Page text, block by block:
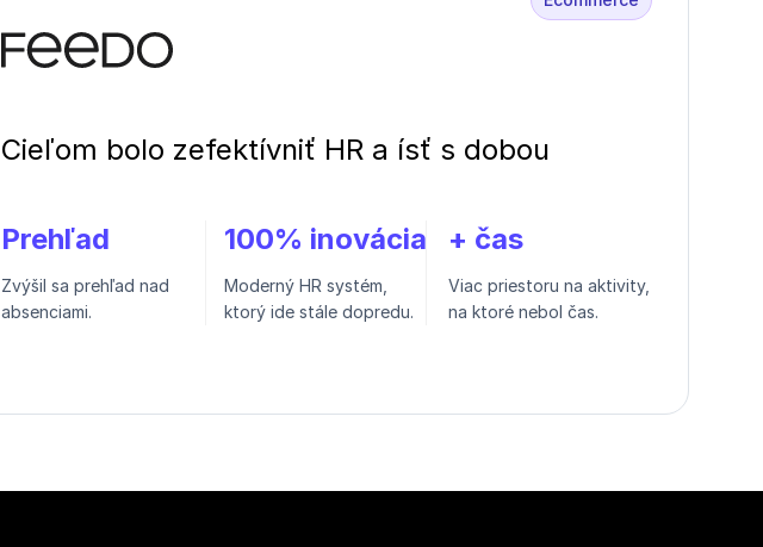
Cieľom bolo zefektívniť HR a ísť s dobou
Prehľad
Zvýšil sa prehľad nad
absenciami.
100% inovácia
Moderný HR systém,
ktorý ide stále dopredu.
+ čas
Viac priestoru na aktivity,
na ktoré nebol čas.